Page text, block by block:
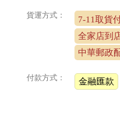
貨運方式： 7-11取貨
全家店到
中華郵政
付款方式： 金融匯款